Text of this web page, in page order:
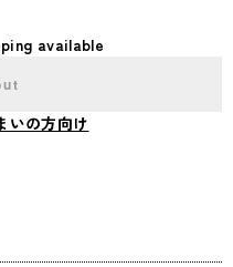
available
いの方向け